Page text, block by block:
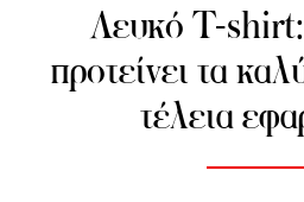
Λευκό T-
προτείνει τα
τέλεια